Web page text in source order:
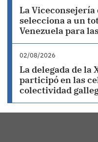
La
selecciona a un
Venezuela para
02/08/2026
La delegada de la
participó en las
colectividad